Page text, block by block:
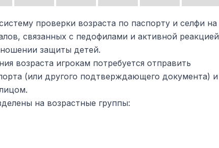
проверки возраста по паспорту и селфи на
связанных с педофилами и активной реакцией
защиты детей.
возраста игрокам потребуется отправить
(или другого подтверждающего документа) и
на возрастные группы: